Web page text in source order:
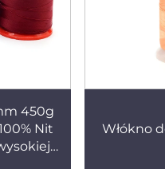
450g
Nit
Włókno